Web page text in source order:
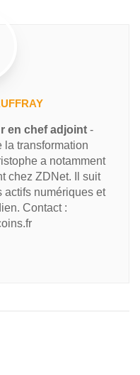
en chef adjoint -
la transformation
a notamment
chez ZDNet. Il suit
actifs numériques et
Contact :